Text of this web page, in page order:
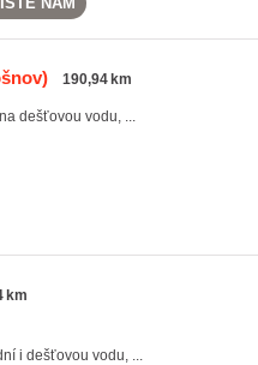
190,94 km
dešťovou vodu, ...
km
i dešťovou vodu, ...